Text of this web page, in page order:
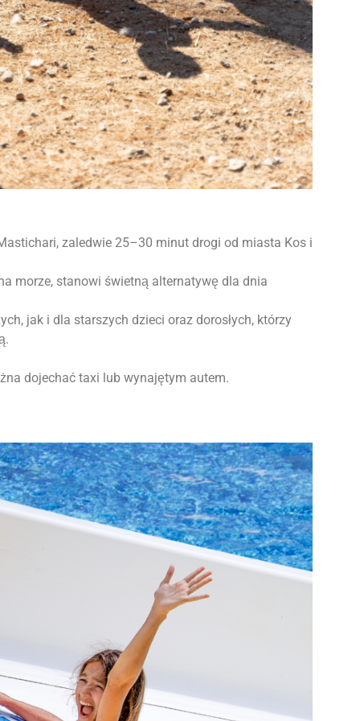
zaledwie 25–30 minut drogi od miasta Kos i
morze, stanowi świetną alternatywę dla dnia
jak i dla starszych dzieci oraz dorosłych, którzy
dojechać taxi lub wynajętym autem.